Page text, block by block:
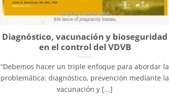
Diagnóstico, vacunación y bioseguridad
en el control del VDVB
“Debemos hacer un triple enfoque para abordar la
problemática: diagnóstico, prevención mediante la
vacunación y [...]